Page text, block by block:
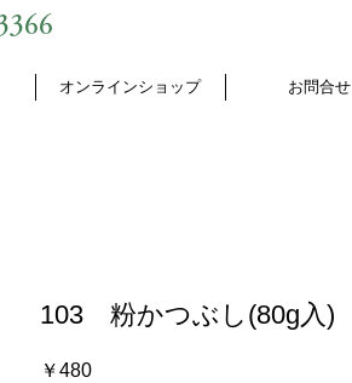
オンラインショップ お問合せ
103 粉かつぶし(80g入)
￥480価